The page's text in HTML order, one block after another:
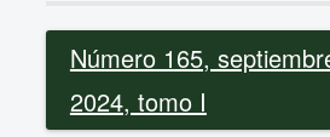
Número 165,
2024, tomo I